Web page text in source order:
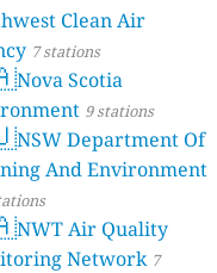
Clean Air
7 stations
Nova Scotia
9 stations
NSW Department Of
And Environment
NWT Air Quality
Network 7